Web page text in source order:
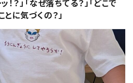
！？」「なぜ落ちてる？」「どこで
に気づくの？」